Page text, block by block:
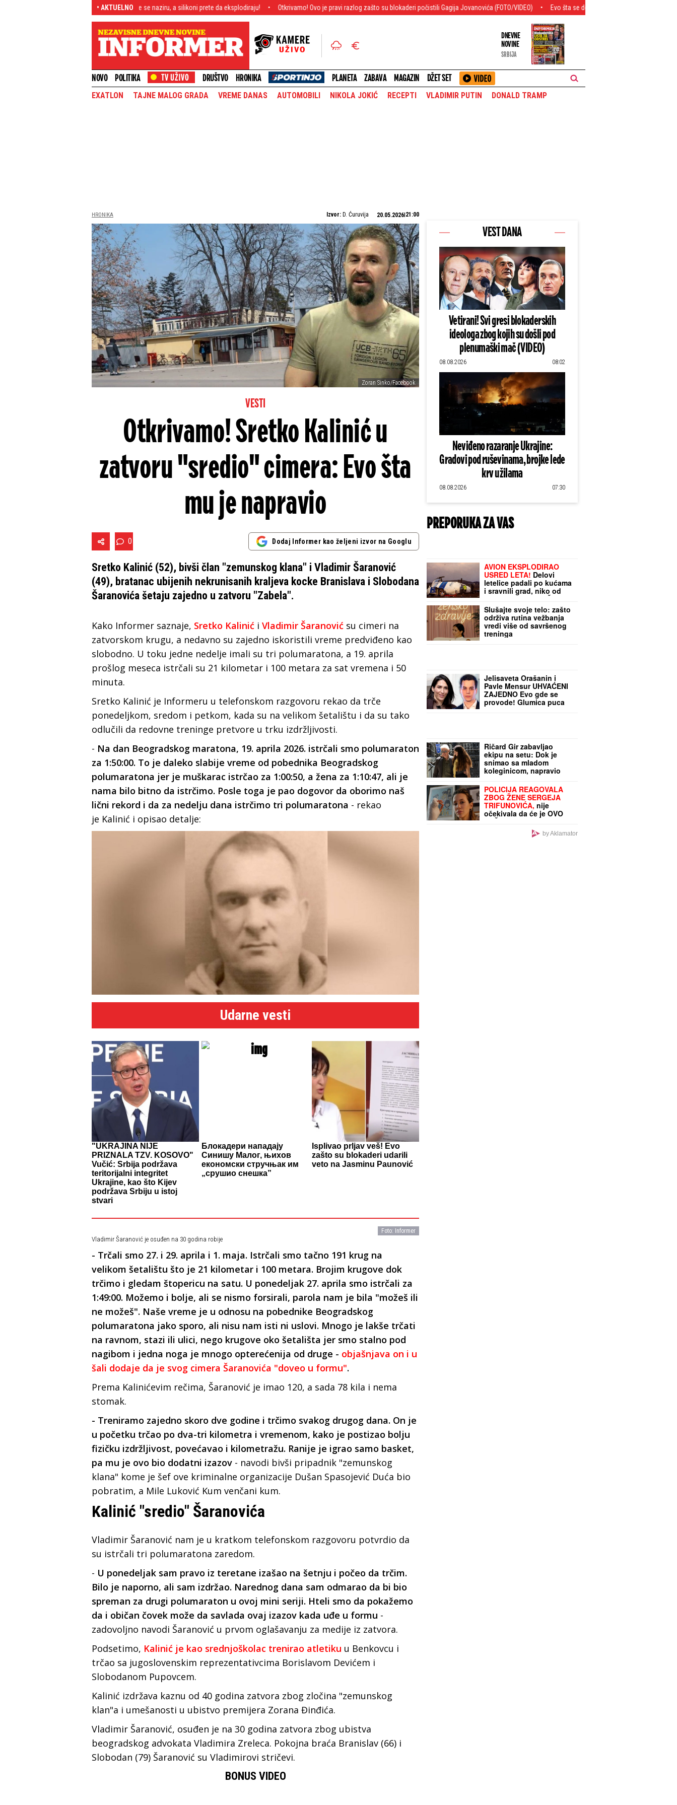
• AKTUELNO
na greh: Bradavice kao trešnje se naziru, a silikoni prete da eksplodiraju! Otkrivamo! Ovo je pravi razlog zašto su blokaderi počistili Gagija Jovanovića (FOTO/VIDEO) Evo šta se dogodi kada se preskoči terapija: Pogledajte
DNEVNE
NOVINE
SRBIJA
NOVO POLITIKA DRUŠTVO HRONIKA PLANETA ZABAVA MAGAZIN DŽET SET
EXATLON TAJNE MALOG GRADA VREME DANAS AUTOMOBILI NIKOLA JOKIĆ RECEPTI VLADIMIR PUTIN DONALD TRAMP
HRONIKA Izvor: D. Ćuruvija 20.05.2026 21:00
Zoran Sinko/Facebook
VESTI
Otkrivamo! Sretko Kalinić u
zatvoru "sredio" cimera: Evo šta
mu je napravio
0 Dodaj Informer kao željeni izvor na Googlu
Sretko Kalinić (52), bivši član "zemunskog klana" i Vladimir Šaranović
(49), bratanac ubijenih nekrunisanih kraljeva kocke Branislava i Slobodana
Šaranovića šetaju zajedno u zatvoru "Zabela".
Kako Informer saznaje, Sretko Kalinić i Vladimir Šaranović su cimeri na
zatvorskom krugu, a nedavno su zajedno iskoristili vreme predviđeno kao
slobodno. U toku jedne nedelje imali su tri polumaratona, a 19. aprila
prošlog meseca istrčali su 21 kilometar i 100 metara za sat vremena i 50
minuta.
Sretko Kalinić je Informeru u telefonskom razgovoru rekao da trče
ponedeljkom, sredom i petkom, kada su na velikom šetalištu i da su tako
odlučili da redovne treninge pretvore u trku izdržljivosti.
- Na dan Beogradskog maratona, 19. aprila 2026. istrčali smo polumaraton
za 1:50:00. To je daleko slabije vreme od pobednika Beogradskog
polumaratona jer je muškarac istrčao za 1:00:50, a žena za 1:10:47, ali je
nama bilo bitno da istrčimo. Posle toga je pao dogovor da oborimo naš
lični rekord i da za nedelju dana istrčimo tri polumaratona - rekao
je Kalinić i opisao detalje:
Udarne vesti
"UKRAJINA NIJE
PRIZNALA TZV. KOSOVO"
Vučić: Srbija podržava
teritorijalni integritet
Ukrajine, kao što Kijev
podržava Srbiju u istoj
stvari
Блокадери нападају
Синишу Малог, њихов
економски стручњак им
„срушио снешка”
Isplivao prljav veš! Evo
zašto su blokaderi udarili
veto na Jasminu Paunović
Foto: Informer
Vladimir Šaranović je osuđen na 30 godina robije
- Trčali smo 27. i 29. aprila i 1. maja. Istrčali smo tačno 191 krug na
velikom šetalištu što je 21 kilometar i 100 metara. Brojim krugove dok
trčimo i gledam štopericu na satu. U ponedeljak 27. aprila smo istrčali za
1:49:00. Možemo i bolje, ali se nismo forsirali, parola nam je bila "možeš ili
ne možeš". Naše vreme je u odnosu na pobednike Beogradskog
polumaratona jako sporo, ali nisu nam isti ni uslovi. Mnogo je lakše trčati
na ravnom, stazi ili ulici, nego krugove oko šetališta jer smo stalno pod
nagibom i jedna noga je mnogo opterećenija od druge - objašnjava on i u
šali dodaje da je svog cimera Šaranovića "doveo u formu".
Prema Kalinićevim rečima, Šaranović je imao 120, a sada 78 kila i nema
stomak.
- Treniramo zajedno skoro dve godine i trčimo svakog drugog dana. On je
u početku trčao po dva-tri kilometra i vremenom, kako je postizao bolju
fizičku izdržljivost, povećavao i kilometražu. Ranije je igrao samo basket,
pa mu je ovo bio dodatni izazov - navodi bivši pripadnik "zemunskog
klana" kome je šef ove kriminalne organizacije Dušan Spasojević Duća bio
pobratim, a Mile Luković Kum venčani kum.
Kalinić "sredio" Šaranovića
Vladimir Šaranović nam je u kratkom telefonskom razgovoru potvrdio da
su istrčali tri polumaratona zaredom.
- U ponedeljak sam pravo iz teretane izašao na šetnju i počeo da trčim.
Bilo je naporno, ali sam izdržao. Narednog dana sam odmarao da bi bio
spreman za drugi polumaraton u ovoj mini seriji. Hteli smo da pokažemo
da i običan čovek može da savlada ovaj izazov kada uđe u formu -
zadovoljno navodi Šaranović u prvom oglašavanju za medije iz zatvora.
Podsetimo, Kalinić je kao srednjoškolac trenirao atletiku u Benkovcu i
trčao sa jugoslovenskim reprezentativcima Borislavom Devićem i
Slobodanom Pupovcem.
Kalinić izdržava kaznu od 40 godina zatvora zbog zločina "zemunskog
klan"a i umešanosti u ubistvo premijera Zorana Đinđića.
Vladimir Šaranović, osuđen je na 30 godina zatvora zbog ubistva
beogradskog advokata Vladimira Zreleca. Pokojna braća Branislav (66) i
Slobodan (79) Šaranović su Vladimirovi stričevi.
BONUS VIDEO
VEST DANA
Vetirani! Svi gresi blokaderskih
ideologa zbog kojih su došli pod
plenumaški mač (VIDEO)
08.08.2026 08:02
Neviđeno razaranje Ukrajine:
Gradovi pod ruševinama, brojke lede
krv u žilama
08.08.2026 07:30
PREPORUKA ZA VAS
AVION EKSPLODIRAO
USRED LETA! Delovi
letelice padali po kućama
i sravnili grad, niko od
270 ljudi NIJE PREŽIVEO:
Noć kada je nebo gorelo
Slušajte svoje telo: zašto
održiva rutina vežbanja
vredi više od savršenog
treninga
Jelisaveta Orašanin i
Pavle Mensur UHVAĆENI
ZAJEDNO Evo gde se
provode! Glumica puca
Ričard Gir zabavljao
ekipu na setu: Dok je
snimao sa mladom
koleginicom, napravio
nasmejao (VIDEO)
POLICIJA REAGOVALA
ZBOG ŽENE SERGEJA
TRIFUNOVIĆA, nije
očekivala da će je OVO
SAČEKATI u tržnom
by Aklamator